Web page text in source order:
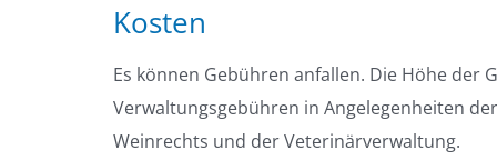
Kosten
Es können Gebühren anfallen. Die Höhe
Verwaltungsgebühren in Angelegenheiten
Weinrechts und der Veterinärverwaltung.